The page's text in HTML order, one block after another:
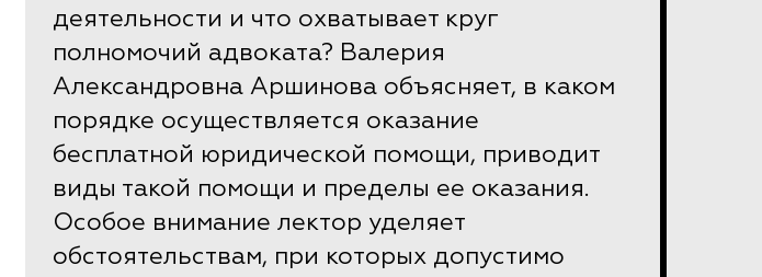
деятельности и что охватывает круг
полномочий адвоката? Валерия
Александровна Аршинова объясняет, в каком
порядке осуществляется оказание
бесплатной юридической помощи, приводит
виды такой помощи и пределы ее оказания.
Особое внимание лектор уделяет
обстоятельствам, при которых допустимо